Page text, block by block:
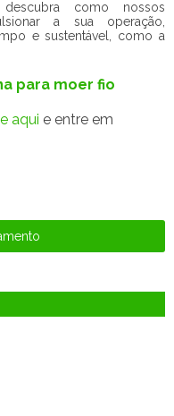
como nossos
a sua operação,
e sustentável, como a
para moer fio
aqui e entre em